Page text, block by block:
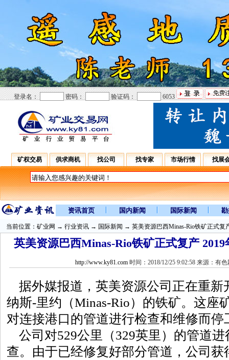
登录名： 密码： 验证码： 6053
矿权交易 供求商机 找公司 找专家 市场行情 找展
资讯首页 国内新闻 国际新闻
当前位置： 矿业网 → 行业资讯 → 国际新闻 → 英美资源巴西Minas-Rio铁矿正式复
英美资源巴西Minas-Rio铁矿正式复产 2019
http://www.ky81.com时间：2018/12/25 9:02:58 来源：有
据外媒报道，英美资源公司正在重新
纳斯-里约（Minas-Rio）的铁矿。这座
对连接港口的管道进行检查和维修而停
公司对529公里（329英里）的管道
查。由于已经修复好部分管道，公司